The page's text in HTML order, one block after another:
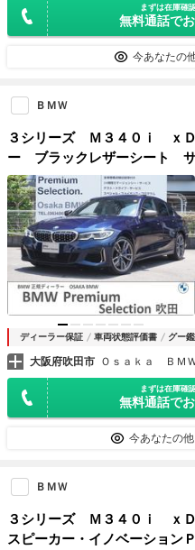
まずは在庫確
無料通話で
今あなたの
ＢＭＷ
３シリーズ Ｍ３４０ｉ ｘ
ー ブラックレザーシート
マンカードン 純正１９イン
ッドアップディスプレイ レ
Ｖ シートヒーター
ディーラー保証 車両状態評価書 グー
大阪府吹田市
まずは在庫確
無料通話で
今あなたの
ＢＭＷ
３シリーズ Ｍ３４０ｉ ｘ
スピーカー・イノベーション